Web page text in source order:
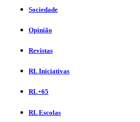
Sociedade
Opinião
Revistas
RL Iniciativas
RL+65
RL Escolas